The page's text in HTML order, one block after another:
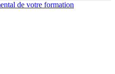
de votre formation